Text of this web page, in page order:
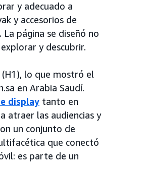
y adecuado a
y accesorios de
página se diseñó no
y descubrir.
lo que mostró el
en Arabia Saudí.
display tanto en
atraer las audiencias y
un conjunto de
que conectó
es parte de un